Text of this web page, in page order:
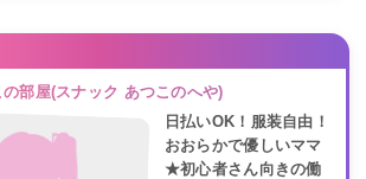
部屋(スナック あつこのへや)
日払いOK！服装自由！
おおらかで優しいママ
★初心者さん向きの働